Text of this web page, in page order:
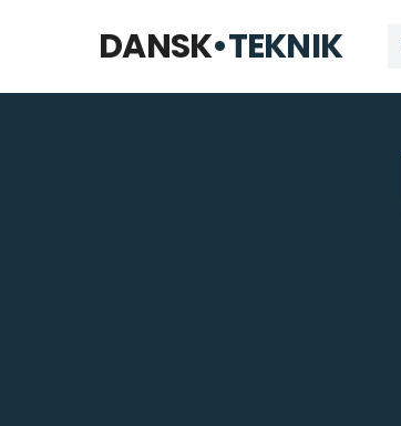
DANSK•TEKNIK
Telefon til kl. 22 · Chat til 23:30